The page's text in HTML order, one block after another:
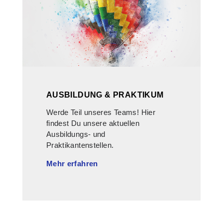
AUSBILDUNG & PRAKTIKUM
Werde Teil unseres Teams! Hier
findest Du unsere aktuellen
Ausbildungs- und
Praktikantenstellen.
Mehr erfahren